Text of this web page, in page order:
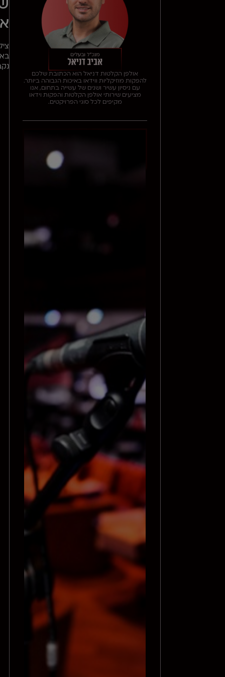
אולפן הקלטות דניאל הוא הכתובת שלכם
להפקות מוזיקליות ווידאו באיכות הגבוהה ביותר.
עם ניסיון עשיר ושנים של עשייה בתחום, אנו
מציעים שירותי אולפן הקלטות והפקות וידאו
מקיפים לכל סוגי הפרויקטים.